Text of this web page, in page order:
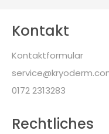
Kontakt
Kontaktformular
0172 2313283
Rechtliches